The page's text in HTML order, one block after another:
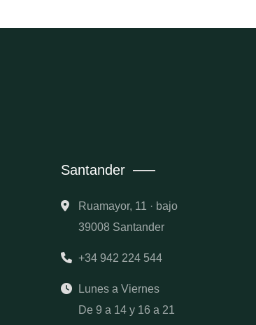
Santander
Ruamayor, 11 · bajo
39008 Santander
+34 942 224 544
Lunes a Viernes
De 9 a 14 y 16 a 21